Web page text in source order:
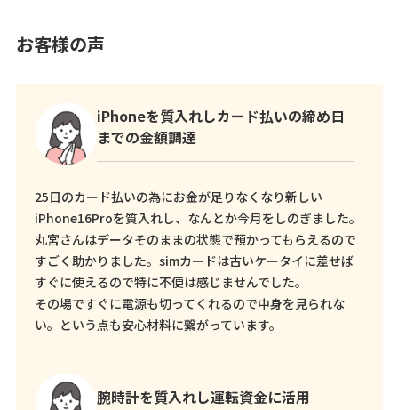
お客様の声
iPhoneを質入れしカード払いの締め日
までの金額調達
25日のカード払いの為にお金が足りなくなり新しい
iPhone16Proを質入れし、なんとか今月をしのぎました。
丸宮さんはデータそのままの状態で預かってもらえるので
すごく助かりました。simカードは古いケータイに差せば
すぐに使えるので特に不便は感じませんでした。
その場ですぐに電源も切ってくれるので中身を見られな
い。という点も安心材料に繋がっています。
腕時計を質入れし運転資金に活用